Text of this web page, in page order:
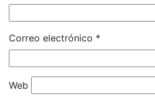
Correo electrónico *
Web